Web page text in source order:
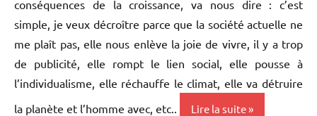
conséquences de la croissance, va nous dire : c’est
simple, je veux décroître parce que la société actuelle ne
me plaît pas, elle nous enlève la joie de vivre, il y a trop
de publicité, elle rompt le lien social, elle pousse à
l’individualisme, elle réchauffe le climat, elle va détruire
la planète et l’homme avec, etc..
Lire la suite